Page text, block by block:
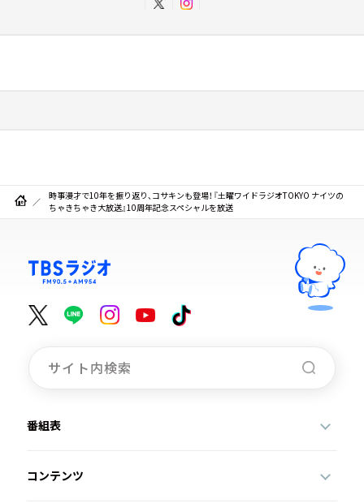
時事漫才で10年を振り返り、コサキンも登場！『土曜ワイドラジオTOKYO ナイツの
ちゃきちゃき大放送』10周年記念スペシャルを放送
番組表
コンテンツ